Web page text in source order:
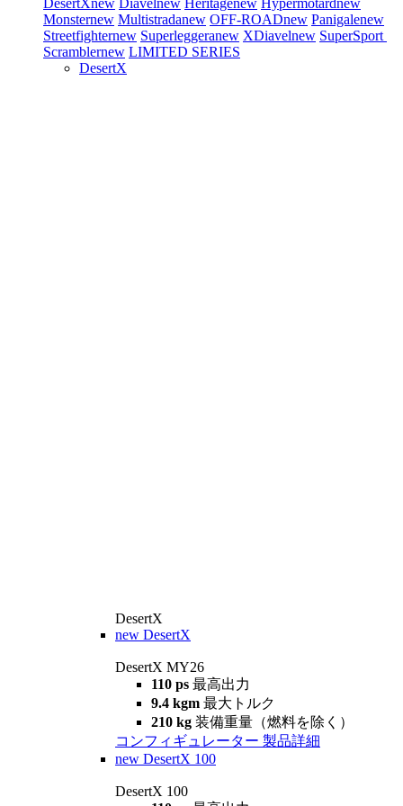
DesertXnew Diavelnew Heritagenew Hypermotardnew
Monsternew Multistradanew OFF-ROADnew Panigalenew
Streetfighternew Superleggeranew XDiavelnew SuperSport
Scramblernew LIMITED SERIES
DesertX
DesertX
new DesertX
DesertX MY26
110 ps 最高出力
9.4 kgm 最大トルク
210 kg 装備重量（燃料を除く）
コンフィギュレーター 製品詳細
new DesertX 100
DesertX 100